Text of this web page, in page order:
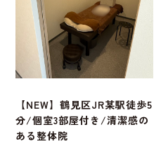
【NEW】鶴見区JR某駅徒歩5
分/個室3部屋付き/清潔感の
ある整体院